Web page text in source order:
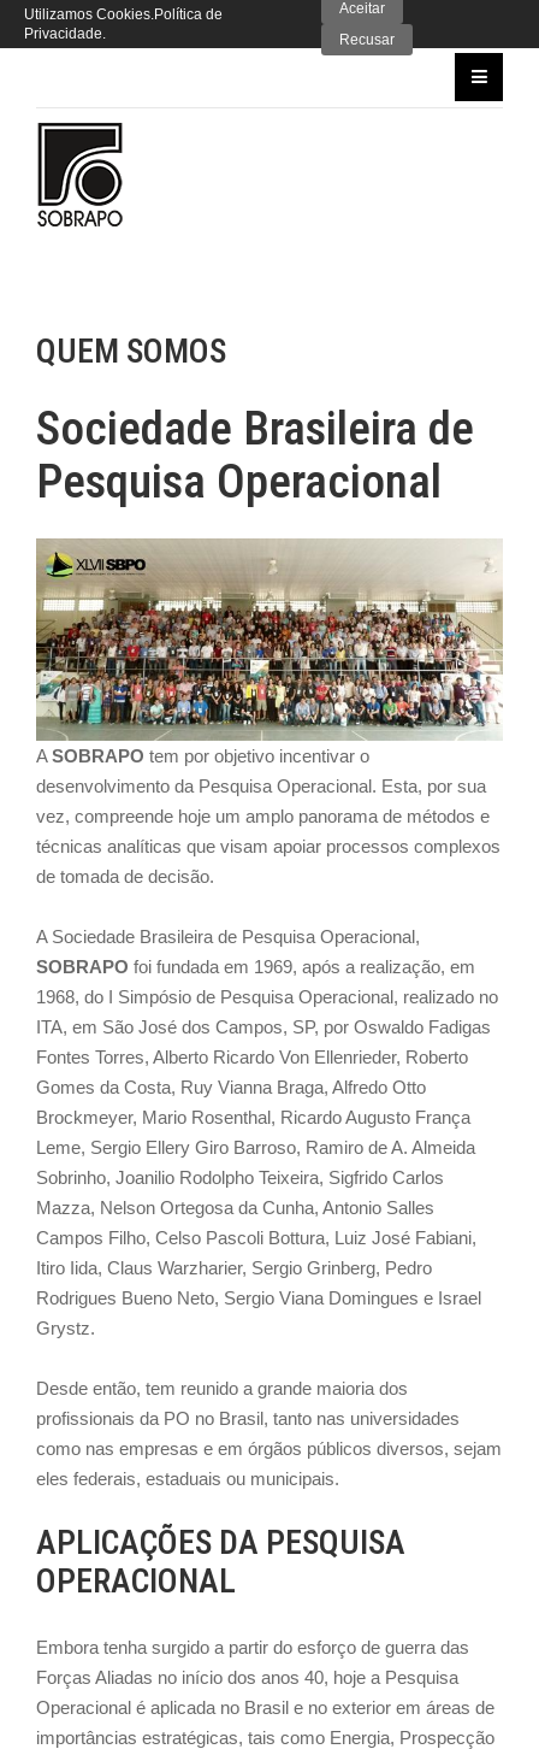
QUEM SOMOS
Sociedade Brasileira de
Pesquisa Operacional
ASOBRAPO tem por objetivo incentivar o
desenvolvimento da Pesquisa Operacional. Esta, por sua
vez, compreende hoje um amplo panorama de métodos e
técnicas analíticas que visam apoiar processos complexos
de tomada de decisão.
A Sociedade Brasileira de Pesquisa Operacional,
SOBRAPO foi fundada em 1969, após a realização, em
1968, do I Simpósio de Pesquisa Operacional, realizado no
ITA, em São José dos Campos, SP, por Oswaldo Fadigas
Fontes Torres, Alberto Ricardo Von Ellenrieder, Roberto
Gomes da Costa, Ruy Vianna Braga, Alfredo Otto
Brockmeyer, Mario Rosenthal, Ricardo Augusto França
Leme, Sergio Ellery Giro Barroso, Ramiro de A. Almeida
Sobrinho, Joanilio Rodolpho Teixeira, Sigfrido Carlos
Mazza, Nelson Ortegosa da Cunha, Antonio Salles
Campos Filho, Celso Pascoli Bottura, Luiz José Fabiani,
Itiro Iida, Claus Warzharier, Sergio Grinberg, Pedro
Rodrigues Bueno Neto, Sergio Viana Domingues e Israel
Grystz.
Desde então, tem reunido a grande maioria dos
profissionais da PO no Brasil, tanto nas universidades
como nas empresas e em órgãos públicos diversos, sejam
eles federais, estaduais ou municipais.
APLICAÇÕES DA PESQUISA
OPERACIONAL
Embora tenha surgido a partir do esforço de guerra das
Forças Aliadas no início dos anos 40, hoje a Pesquisa
Operacional é aplicada no Brasil e no exterior em áreas de
importâncias estratégicas, tais como Energia, Prospecção
Utilizamos Cookies.Política de
Privacidade.
Aceitar
Recusar